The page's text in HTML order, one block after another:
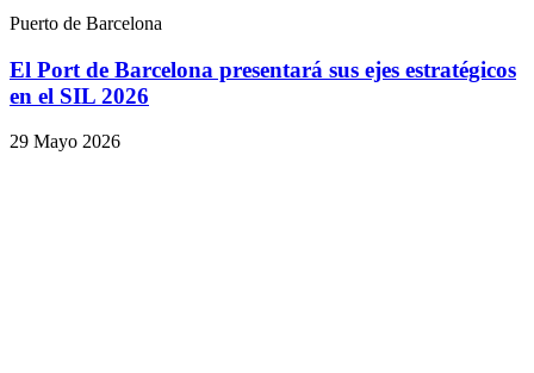
Puerto de Barcelona
El Port de Barcelona presentará sus ejes estratégicos
en el SIL 2026
29 Mayo 2026